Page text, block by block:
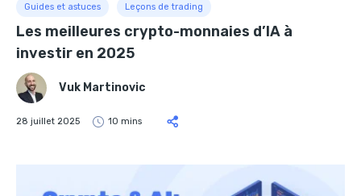
Guides et astuces Leçons de trading
Les meilleures crypto-monnaies d’IA à
investir en 2025
Vuk Martinovic
28 juillet 2025 10 mins